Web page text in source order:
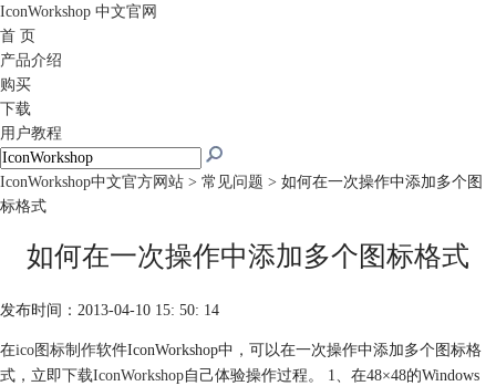
IconWorkshop 中文官网
首 页
产品介绍
购买
下载
用户教程
IconWorkshop中文官方网站 > 常见问题 > 如何在一次操作中添加多个图
标格式
如何在一次操作中添加多个图标格式
发布时间：2013-04-10 15: 50: 14
在ico图标制作软件IconWorkshop中，可以在一次操作中添加多个图标格
式，立即下载IconWorkshop自己体验操作过程。 1、在48×48的Windows